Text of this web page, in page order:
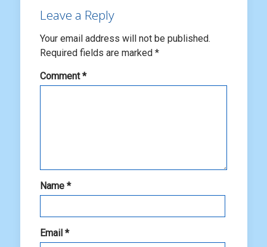
Leave a Reply
Your email address will not be published.
Required fields are marked *
Comment*
Name *
Email *